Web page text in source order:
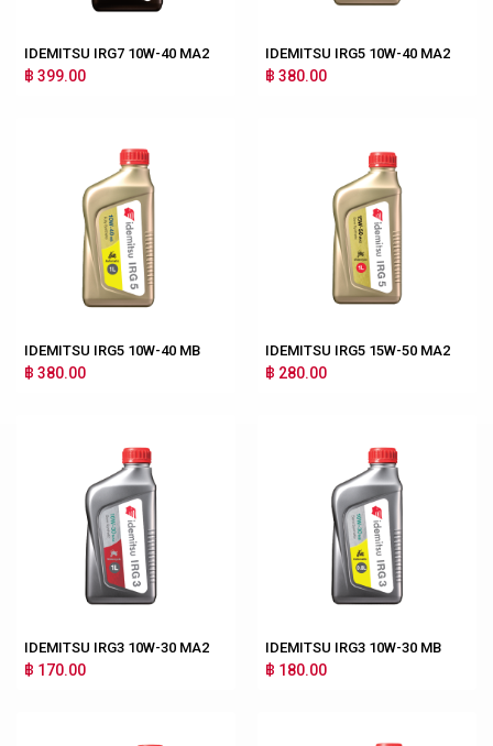
IDEMITSU IRG7 10W-40 MA2
฿ 399.00
IDEMITSU IRG5 10W-40 MA2
฿ 380.00
IDEMITSU IRG5 10W-40 MB
฿ 380.00
IDEMITSU IRG5 15W-50 MA2
฿ 280.00
IDEMITSU IRG3 10W-30 MA2
฿ 170.00
IDEMITSU IRG3 10W-30 MB
฿ 180.00